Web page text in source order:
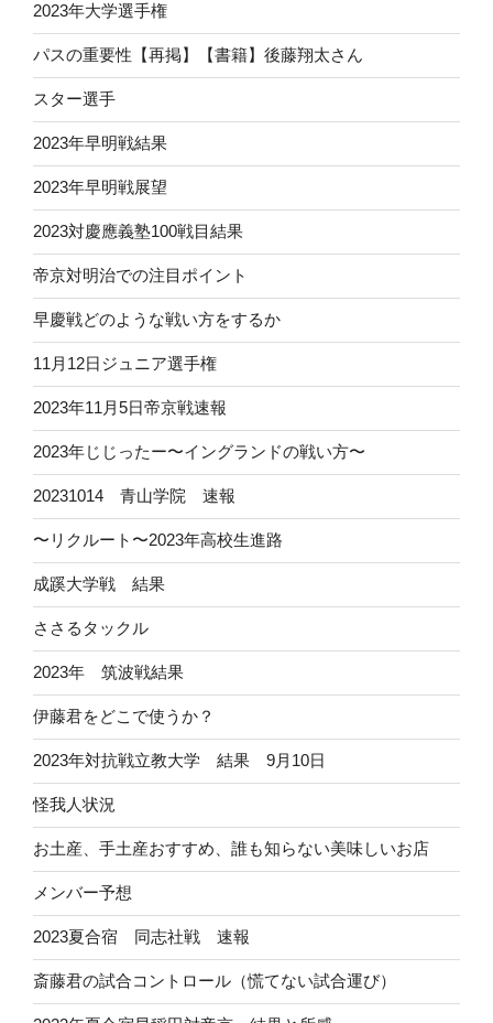
2023年大学選手権
パスの重要性【再掲】【書籍】後藤翔太さん
スター選手
2023年早明戦結果
2023年早明戦展望
2023対慶應義塾100戦目結果
帝京対明治での注目ポイント
早慶戦どのような戦い方をするか
11月12日ジュニア選手権
2023年11月5日帝京戦速報
2023年じじったー〜イングランドの戦い方〜
20231014 青山学院 速報
〜リクルート〜2023年高校生進路
成蹊大学戦 結果
ささるタックル
2023年 筑波戦結果
伊藤君をどこで使うか？
2023年対抗戦立教大学 結果 9月10日
怪我人状況
お土産、手土産おすすめ、誰も知らない美味しいお店
メンバー予想
2023夏合宿 同志社戦 速報
斎藤君の試合コントロール（慌てない試合運び）